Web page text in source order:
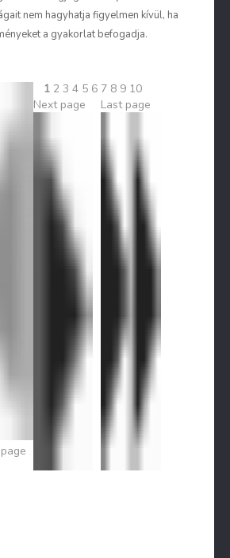
nem hagyhatja figyelmen kívül, ha
a gyakorlat befogadja.
1 2 3 4 5 6 7 8 9 10
Next page
Last page